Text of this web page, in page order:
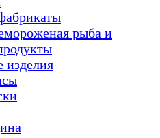
рыба и
изделия